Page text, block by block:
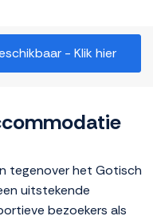
- Klik hier
tegenover het Gotisch
uitstekende
bezoekers als